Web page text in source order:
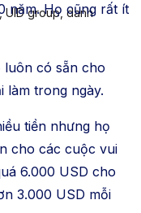
UID group, danh
năm. Họ cũng rất ít
luôn có sẵn cho
làm trong ngày.
tiền nhưng họ
cho các cuộc vui
6.000 USD cho
3.000 USD mỗi